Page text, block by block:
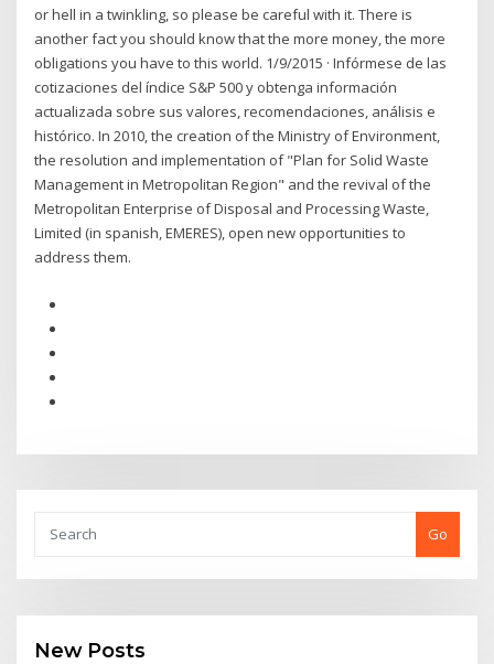
or hell in a twinkling, so please be careful with it. There is
another fact you should know that the more money, the more
obligations you have to this world. 1/9/2015 · Infórmese de las
cotizaciones del índice S&P 500 y obtenga información
actualizada sobre sus valores, recomendaciones, análisis e
histórico. In 2010, the creation of the Ministry of Environment,
the resolution and implementation of "Plan for Solid Waste
Management in Metropolitan Region" and the revival of the
Metropolitan Enterprise of Disposal and Processing Waste,
Limited (in spanish, EMERES), open new opportunities to
address them.
Go
New Posts